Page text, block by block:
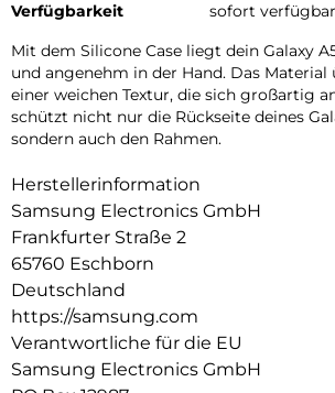
Verfügbarkeit
sofort verfügbar
Mit dem Silicone Case liegt dein Galaxy
und angenehm in der Hand. Das
einer weichen Textur, die sich großartig
schützt nicht nur die Rückseite deines
sondern auch den Rahmen.
Herstellerinformation
Samsung Electronics GmbH
Frankfurter Straße 2
65760 Eschborn
Deutschland
https://samsung.com
Verantwortliche für die EU
Samsung Electronics GmbH